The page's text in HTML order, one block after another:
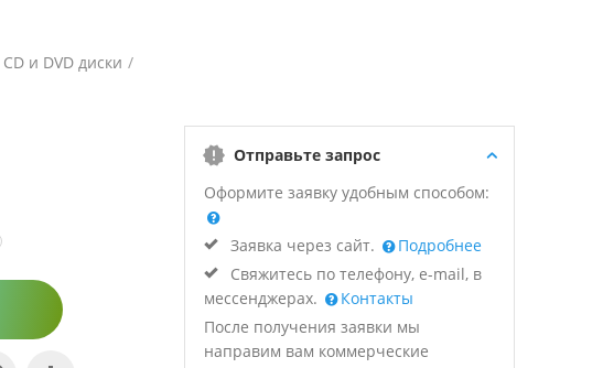
CD и DVD диски /
Отправьте запрос
Оформите заявку удобным способом:
Заявка через сайт.
Подробнее
Свяжитесь по телефону, e-mail, в
мессенджерах.
Контакты
После получения заявки мы
направим вам коммерческие